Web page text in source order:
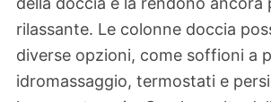
rilassante. Le colonne doccia
diverse opzioni, come soffioni a
idromassaggio, termostati e